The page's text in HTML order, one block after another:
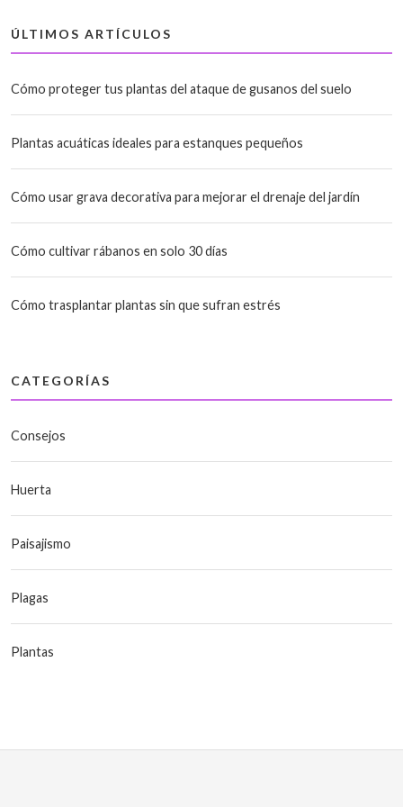
ÚLTIMOS ARTÍCULOS
Cómo proteger tus plantas del ataque de gusanos del suelo
Plantas acuáticas ideales para estanques pequeños
Cómo usar grava decorativa para mejorar el drenaje del jardín
Cómo cultivar rábanos en solo 30 días
Cómo trasplantar plantas sin que sufran estrés
CATEGORÍAS
Consejos
Huerta
Paisajismo
Plagas
Plantas